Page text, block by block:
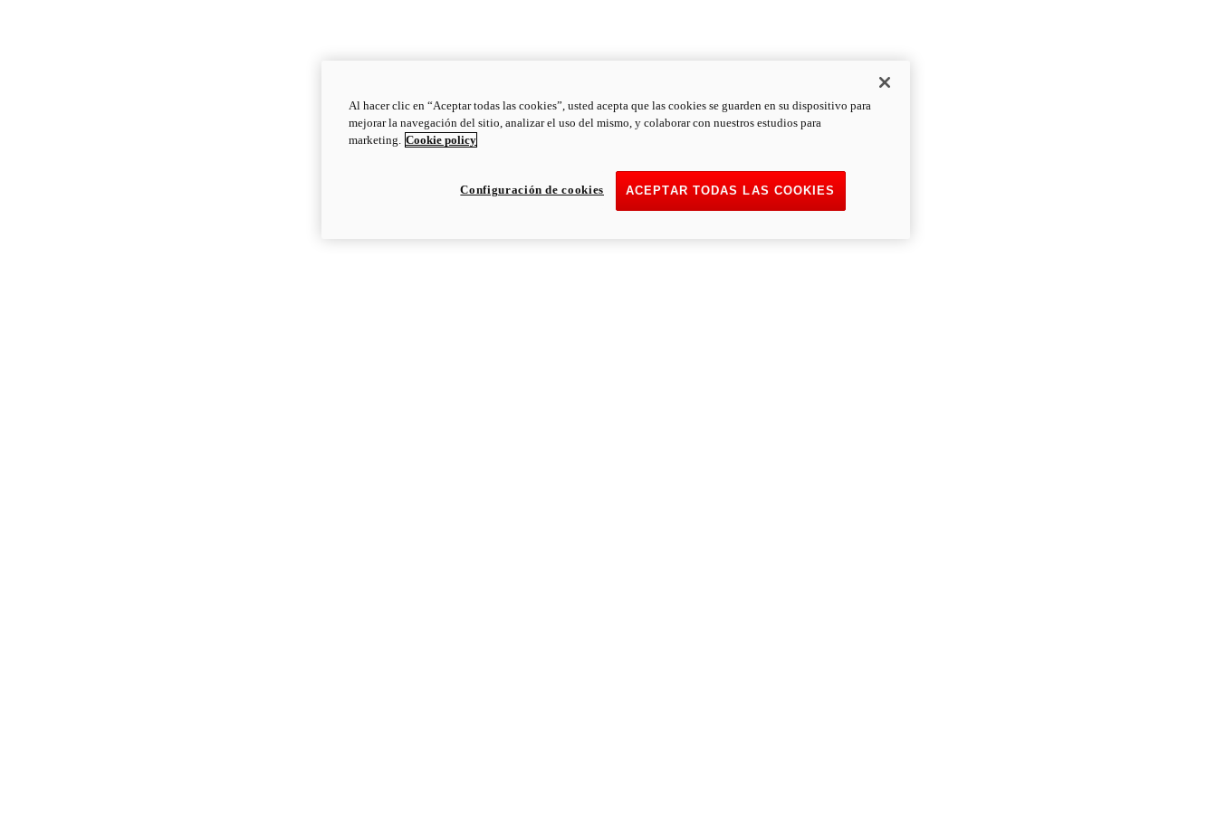
Al hacer clic en “Aceptar todas las cookies”, usted acepta que las cookies se guarden en su dispositivo para
mejorar la navegación del sitio, analizar el uso del mismo, y colaborar con nuestros estudios para
marketing. Cookie policy
ACEPTAR TODAS LAS COOKIES
Configuración de cookies